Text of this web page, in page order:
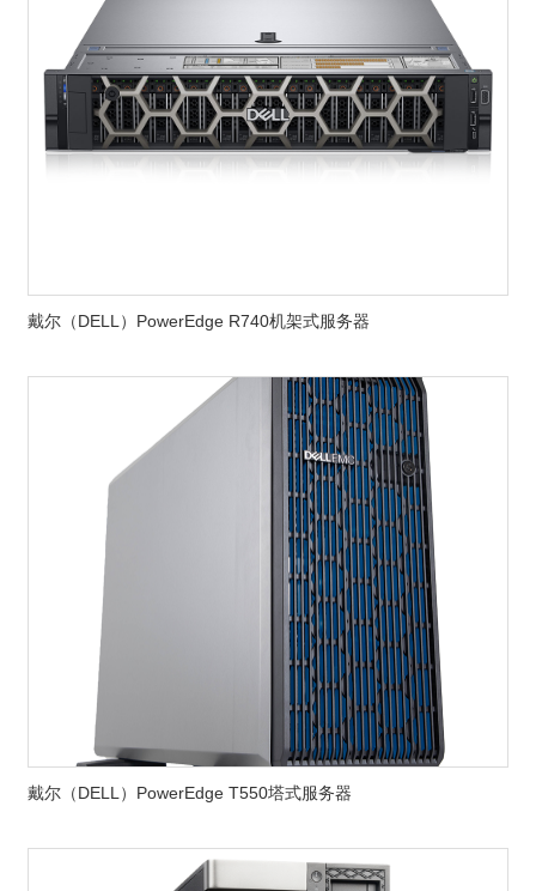
戴尔（DELL）PowerEdge R740机架式服务器
戴尔（DELL）PowerEdge T550塔式服务器